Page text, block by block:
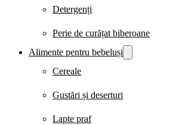
Detergenți
Perie de curățat biberoane
Alimente pentru bebeluși
Cereale
Gustări și deserturi
Lapte praf